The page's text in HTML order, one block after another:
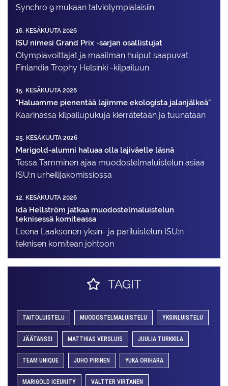
Synchro 9 mukaan talviolympialaisiin
16. KESÄKUUTA 2026
ISU nimesi Grand Prix -sarjan osallistujat
Olympiavoittajat ja maailman huiput saapuvat
Finlandia Trophy Helsinki -kilpailuun
15. KESÄKUUTA 2026
"Haluamme pienentää lajimme ekologista jalanjälkeä"
Kaarinassa kilpailupukuja kierrätetään ja tuunataan
25. KESÄKUUTA 2026
Marigold-alumni haluaa olla lajiväelle läsnä
Tessa Tamminen ajaa muodostelma­luistelun asiaa
ISU:n urheilija­komissiossa
12. KESÄKUUTA 2026
Ida Hellström jatkaa muodostelmaluistelun
teknisessä komiteassa
Leena Laaksonen yksin- ja pariluistelun ISU:n
teknisen komitean johtoon
TAGIT
TAITOLUISTELU MUODOSTELMALUISTELU YKSINLUISTELU
JÄÄTANSSI MATTHIAS VERSLUIS JUULIA TURKKILA
TEAM UNIQUE JUHO PIRINEN YUKA ORIHARA
MARIGOLD ICEUNITY VALTTER VIRTANEN